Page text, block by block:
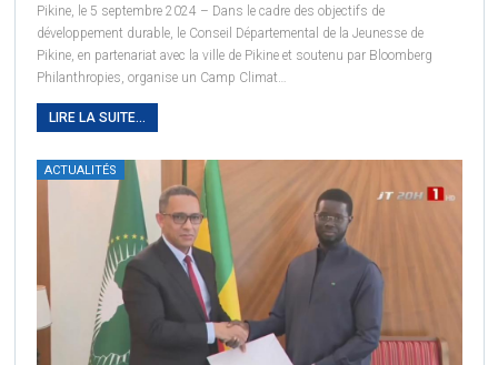
Pikine, le 5 septembre 2024 – Dans le cadre des objectifs de
développement durable, le Conseil Départemental de la Jeunesse de
Pikine, en partenariat avec la ville de Pikine et soutenu par Bloomberg
Philanthropies, organise un Camp Climat…
LIRE LA SUITE...
ACTUALITÉS